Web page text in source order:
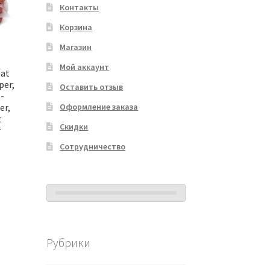
Контакты
Корзина
Магазин
Мой аккаунт
Оставить отзыв
Оформление заказа
Скидки
Сотрудничество
Рубрики